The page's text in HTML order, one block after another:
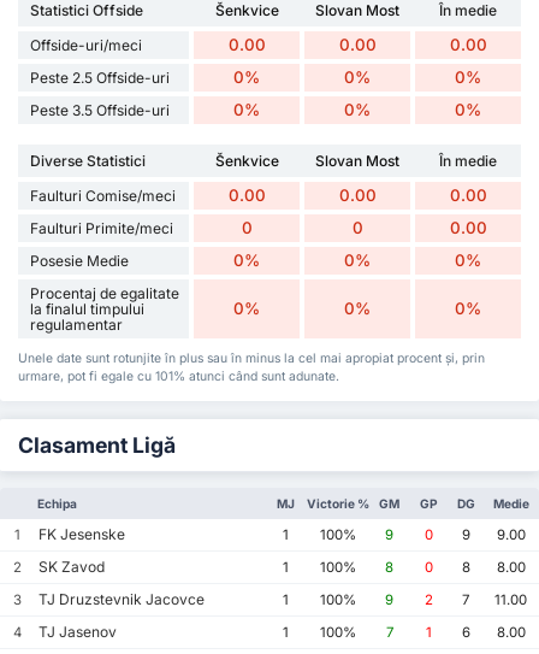
Statistici Offside Šenkvice Slovan Most
În medie
Offside-uri/meci
0.00 0.00 0.00
Peste 2.5 Offside-uri 0% 0% 0%
Peste 3.5 Offside-uri 0% 0% 0%
Diverse Statistici Šenkvice Slovan Most
În medie
Faulturi Comise/meci
0.00 0.00 0.00
Faulturi Primite/meci 0 0 0.00
Posesie Medie 0% 0% 0%
Procentaj de egalitate
la finalul timpului
regulamentar
0% 0% 0%
Unele date sunt rotunjite în plus sau în minus la cel mai apropiat procent și, prin
urmare, pot fi egale cu 101% atunci când sunt adunate.
Clasament Ligă
Echipa MJ Victorie % GM GP DG Medie
1 FK Jesenske 1 100% 9 0 9
9.00
2
SK Zavod 1 100% 8 0 8
8.00
3
TJ Druzstevnik Jacovce 1 100% 9 2 7
11.00
4
TJ Jasenov 1 100% 7 1 6
8.00